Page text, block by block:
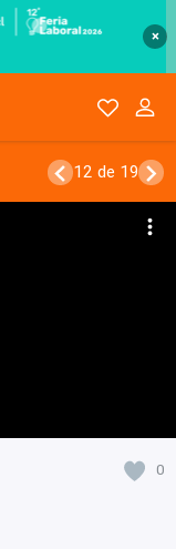
×
12 de 19
0